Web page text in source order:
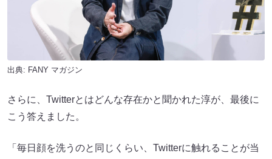
出典: FANY マガジン
さらに、Twitterとはどんな存在かと聞かれた淳が、最後に
こう答えました。
「毎日顔を洗うのと同じくらい、Twitterに触れることが当